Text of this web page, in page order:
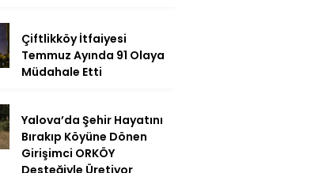
Çiftlikköy İtfaiyesi
Temmuz Ayında 91 Olaya
Müdahale Etti
Yalova’da Şehir Hayatını
Bırakıp Köyüne Dönen
Girişimci ORKÖY